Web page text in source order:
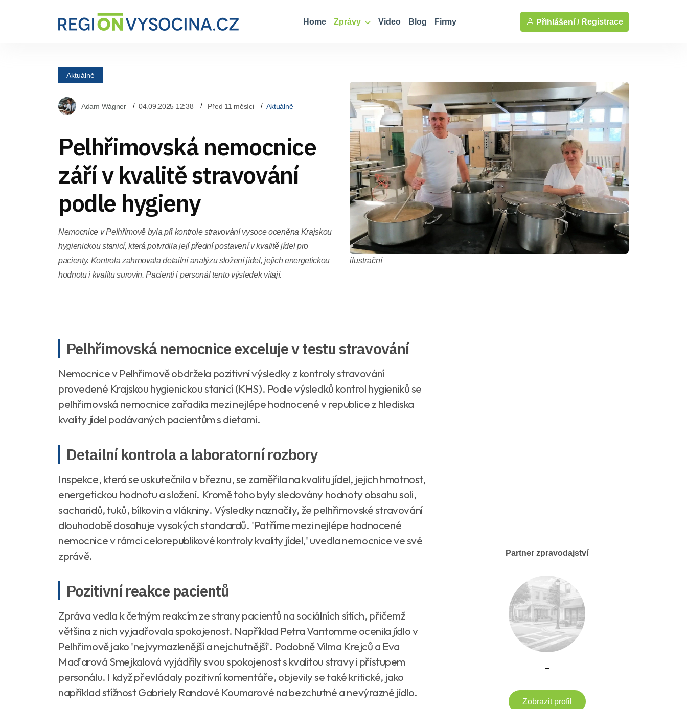
Home Zprávy Video Blog Firmy Přihlášení / Registrace
Aktuálně
Adam Wágner 04.09.2025 12:38 Před 11 měsíci Aktuálně
Pelhřimovská nemocnice
září v kvalitě stravování
podle hygieny
Nemocnice v Pelhřimově byla při kontrole stravování vysoce oceněna Krajskou
hygienickou stanicí, která potvrdila její přední postavení v kvalitě jídel pro
pacienty. Kontrola zahrnovala detailní analýzu složení jídel, jejich energetickou
hodnotu i kvalitu surovin. Pacienti i personál tento výsledek vítají.
ilustrační
Pelhřimovská nemocnice exceluje v testu stravování
Nemocnice v Pelhřimově obdržela pozitivní výsledky z kontroly stravování
provedené Krajskou hygienickou stanicí (KHS). Podle výsledků kontrol hygieniků se
pelhřimovská nemocnice zařadila mezi nejlépe hodnocené v republice z hlediska
kvality jídel podávaných pacientům s dietami.
Detailní kontrola a laboratorní rozbory
Inspekce, která se uskutečnila v březnu, se zaměřila na kvalitu jídel, jejich hmotnost,
energetickou hodnotu a složení. Kromě toho byly sledovány hodnoty obsahu soli,
sacharidů, tuků, bílkovin a vlákniny. Výsledky naznačily, že pelhřimovské stravování
dlouhodobě dosahuje vysokých standardů. 'Patříme mezi nejlépe hodnocené
nemocnice v rámci celorepublikové kontroly kvality jídel,' uvedla nemocnice ve své
zprávě.
Pozitivní reakce pacientů
Zpráva vedla k četným reakcím ze strany pacientů na sociálních sítích, přičemž
většina z nich vyjadřovala spokojenost. Například Petra Vantomme ocenila jídlo v
Pelhřimově jako 'nejvymazlenější a nejchutnější'. Podobně Vilma Krejců a Eva
Maďarová Smejkalová vyjádřily svou spokojenost s kvalitou stravy i přístupem
personálu. I když převládaly pozitivní komentáře, objevily se také kritické, jako
například stížnost Gabriely Randové Koumarové na bezchutné a nevýrazné jídlo.
Partner zpravodajství
-
Zobrazit profil